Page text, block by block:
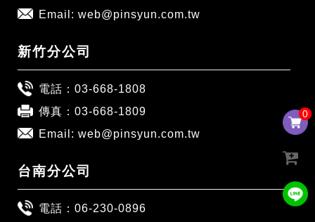
0
0
Email: web@pinsyun.com.tw
新竹分公司
電話： 03-668-1808
傳真：03-668-1809
Email: web@pinsyun.com.tw
台南分公司
電話： 06-230-0896